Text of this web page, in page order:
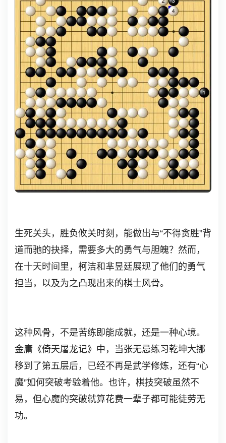
生死关头，胜负攸关时刻，能做出与“不得贪胜”背
道而驰的抉择，需要多大的勇气与胆魄？然而，
在十天时间里，柯洁和芈昱廷展现了他们的勇气
担当，以及为之凸现出来的棋士风骨。
这种风骨，不是苦练即能成就，还是一种心境。
金庸《倚天屠龙记》中，当张无忌练习乾坤大挪
移到了第五层后，已经不再是武学修炼，还有“心
魔”如何突破考验着他。也许，棋技突破虽然不
易，但心魔的突破就算花费一辈子都可能徒劳无
功。